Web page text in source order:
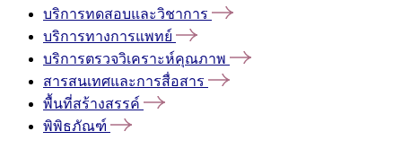
บริการทดสอบและวิชาการ
บริการทางการแพทย์
บริการตรวจวิเคราะห์คุณภาพ
สารสนเทศและการสื่อสาร
พื้นที่สร้างสรรค์
พิพิธภัณฑ์